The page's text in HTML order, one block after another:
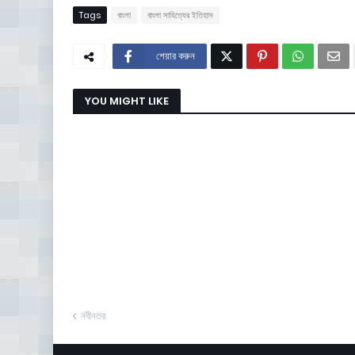
Tags বাংলা বাংলা সাহিত্যের ইতিহাস
শেয়ার করুন
YOU MIGHT LIKE
নবীনতর